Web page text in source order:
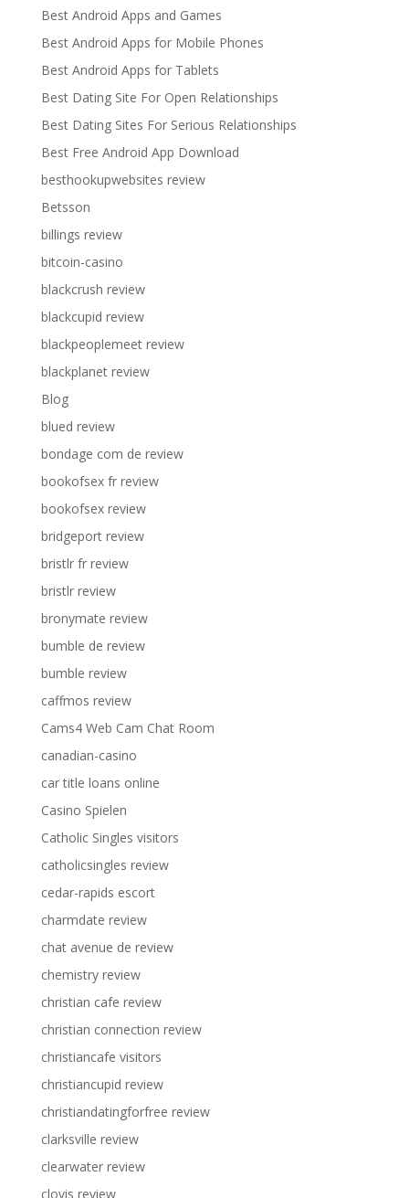
Best Android Apps and Games
Best Android Apps for Mobile Phones
Best Android Apps for Tablets
Best Dating Site For Open Relationships
Best Dating Sites For Serious Relationships
Best Free Android App Download
besthookupwebsites review
Betsson
billings review
bitcoin-casino
blackcrush review
blackcupid review
blackpeoplemeet review
blackplanet review
Blog
blued review
bondage com de review
bookofsex fr review
bookofsex review
bridgeport review
bristlr fr review
bristlr review
bronymate review
bumble de review
bumble review
caffmos review
Cams4 Web Cam Chat Room
canadian-casino
car title loans online
Casino Spielen
Catholic Singles visitors
catholicsingles review
cedar-rapids escort
charmdate review
chat avenue de review
chemistry review
christian cafe review
christian connection review
christiancafe visitors
christiancupid review
christiandatingforfree review
clarksville review
clearwater review
clovis review